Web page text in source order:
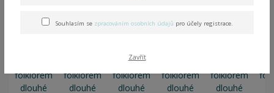
Souhlasím se zpracováním osobních údajů pro účely registrace.
Zavřít